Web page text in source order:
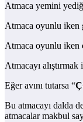
Atmaca yemini
Atmaca oyunlu iken
Atmaca oyunlu iken
Atmacayı
Eğer avını tutarsa “
Bu atmacayı dalda
atmacalar makbul